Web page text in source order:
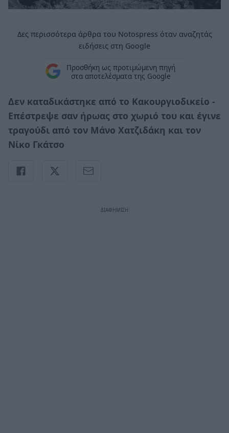
Δες περισσότερα άρθρα του Notospress όταν αναζητάς
ειδήσεις στη Google
Προσθήκη ως προτιμώμενη πηγή
στα αποτελέσματα της Google
Δεν καταδικάστηκε από το Κακουργιοδικείο -
Επέστρεψε σαν ήρωας στο χωριό του και έγινε
τραγούδι από τον Μάνο Χατζιδάκη και τον
Νίκο Γκάτσο